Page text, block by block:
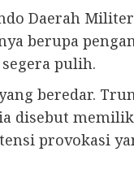
Daerah
berupa
pulih.
beredar.
disebut
provokasi